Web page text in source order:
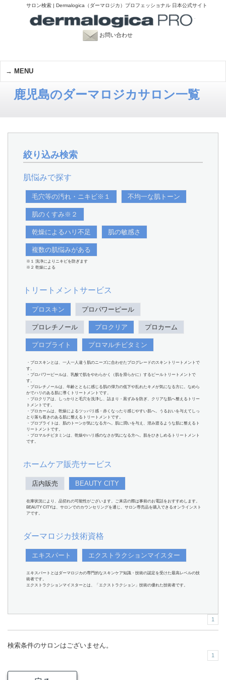
サロン検索 | Dermalogica（ダーマロジカ）プロフェッショナル 日本公式サイト
お問い合わせ
MENU
鹿児島のダーマロジカサロン一覧
絞り込み検索
肌悩みで探す
毛穴等の汚れ・ニキビ※１ 不均一な肌トーン
肌のくすみ※２
乾燥によるハリ不足 肌の敏感さ
複数の肌悩みがある
※１ 洗浄によりニキビを防ぎます
※２ 乾燥による
トリートメントサービス
プロスキン プロパワーピール
プロレチノール プロクリア プロカーム
プロブライト プロマルチビタミン
・プロスキンとは、一人一人違う肌のニーズに合わせたプログレードのスキントリートメントで
す。
・プロパワーピールは、乳酸で肌をやわらかく（肌を滑らかに）するピールトリートメントで
す。
・プロレチノールは、年齢とともに感じる肌の弾力の低下や乱れたキメが気になる方に。なめら
かでハリのある肌に導くトリートメントです。
・プロクリアは、しっかりと毛穴を洗浄し、詰まり・黒ずみを防ぎ、クリアな肌へ整えるトリー
トメントです。
・プロカームは、乾燥によるツッパリ感・赤くなったり感じやすい肌へ。うるおいを与えてしっ
とり落ち着きのある肌に整えるトリートメントです。
・プロブライトは、肌のトーンが気になる方へ。肌に潤いを与え、澄み渡るような肌に整えるト
リートメントです。
・プロマルチビタミンは、乾燥やハリ感のなさが気になる方へ。肌をひきしめるトリートメント
です。
ホームケア販売サービス
店内販売 BEAUTY CITY
在庫状況により、品切れの可能性がございます。ご来店の際は事前のお電話をおすすめします。
BEAUTY CITYは、サロンでのカウンセリングを通じ、サロン専売品を購入できるオンラインスト
アです。
ダーマロジカ技術資格
エキスパート エクストラクションマイスター
エキスパートとはダーマロジカの専門的なスキンケア知識・技術の認定を受けた最高レベルの技
術者です。
エクストラクションマイスターとは、「エクストラクション」技術の優れた技術者です。
1
検索条件のサロンはございません。
1